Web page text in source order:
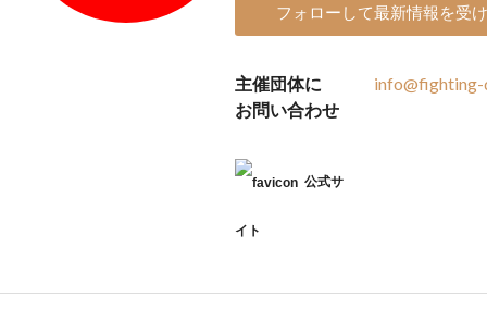
フォローして最新情報を受
主催団体に
お問い合わせ
info@fighting-
公式サ
イト